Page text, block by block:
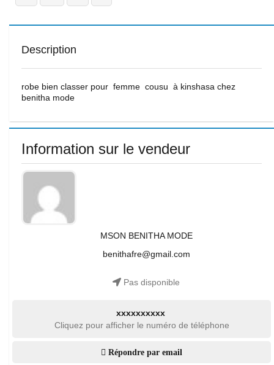
Description
robe bien classer pour femme cousu à kinshasa chez
benitha mode
Information sur le vendeur
MSON BENITHA MODE
benithafre@gmail.com
Pas disponible
xxxxxxxxxx
Cliquez pour afficher le numéro de téléphone
Répondre par email